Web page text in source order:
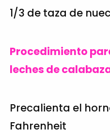
1/3 de taza de
Procedimiento
leches de
Precalienta el
Fahrenheit